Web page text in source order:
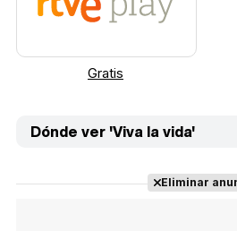
Gratis
Dónde ver 'Viva la vida'
Eliminar